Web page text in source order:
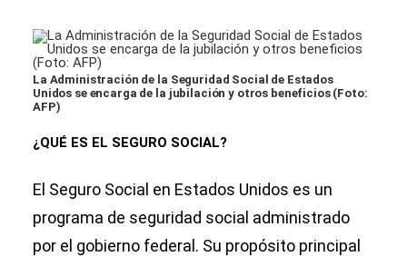
La Administración de la Seguridad Social de Estados
Unidos se encarga de la jubilación y otros beneficios (Foto:
AFP)
¿QUÉ ES EL SEGURO SOCIAL?
El Seguro Social en Estados Unidos es un
programa de seguridad social administrado
por el gobierno federal. Su propósito principal